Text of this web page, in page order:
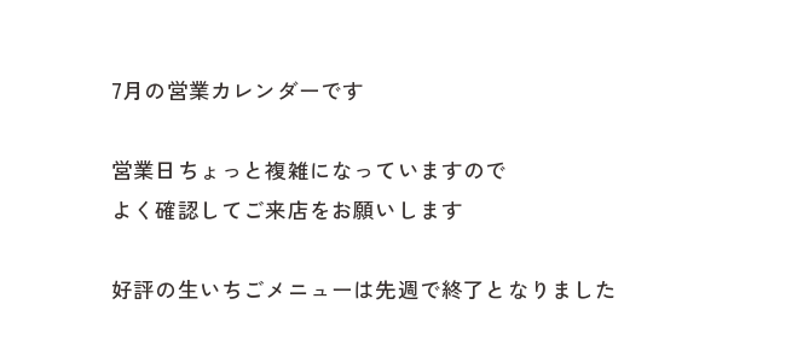
7月の営業カレンダーです
営業日ちょっと複雑になっていますので
よく確認してご来店をお願いします
好評の生いちごメニューは先週で終了となりました